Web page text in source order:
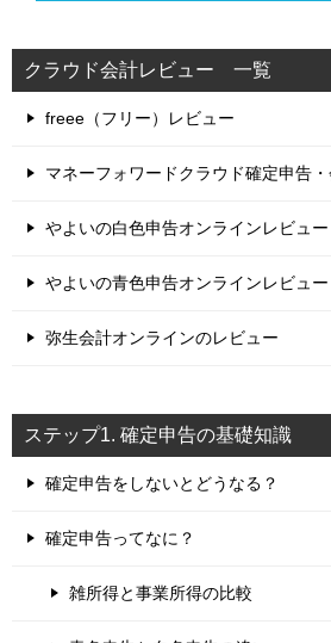
クラウド会計レビュー 一覧
freee（フリー）レビュー
マネーフォワードクラウド確定申告
やよいの白色申告オンラインレビュー
やよいの青色申告オンラインレビュー
弥生会計オンラインのレビュー
ステップ1. 確定申告の基礎知識
確定申告をしないとどうなる？
確定申告ってなに？
雑所得と事業所得の比較